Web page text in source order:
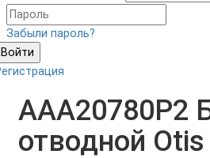
Забыли пароль?
Войти
AAA20780P2
отводной